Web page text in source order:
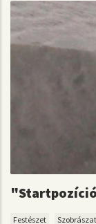
Festészet Szobrászat